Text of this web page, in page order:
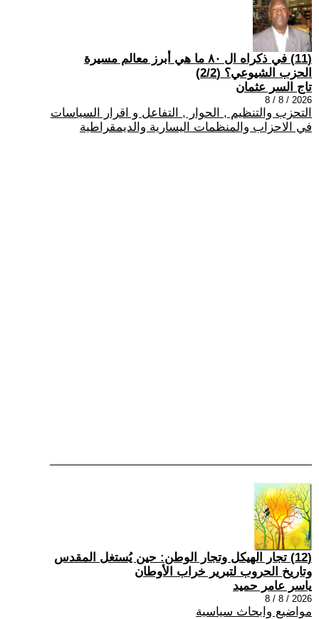
(11) في ذكراه ال ٨٠ ما هي أبرز معالم مسيرة
الحزب الشيوعي؟ (2/2)
تاج السر عثمان
2026 / 8 / 8
التحزب والتنظيم , الحوار , التفاعل و اقرار السياسات
في الاحزاب والمنظمات اليسارية والديمقراطية
(12) تجار الهيكل وتجار الوطن: حين يُستغل المقدس
وتاريخ الحروب لتبرير خراب الأوطان
ياسر عامر حميد
2026 / 8 / 8
مواضيع وابحاث سياسية